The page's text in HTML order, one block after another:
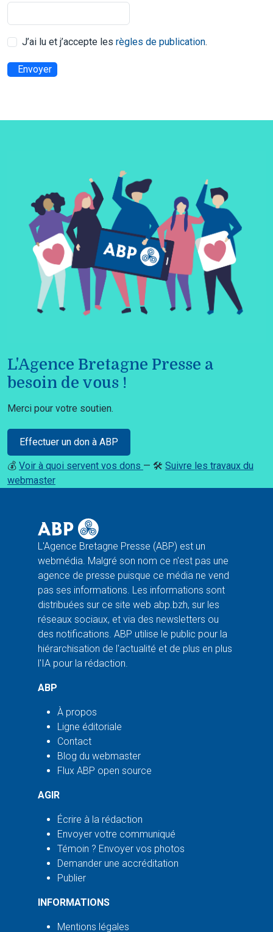
J’ai lu et j’accepte les règles de publication.
Envoyer
L'Agence Bretagne Presse a
besoin de vous !
Merci pour votre soutien.
Effectuer un don à ABP
💰 Voir à quoi servent vos dons — 🛠️ Suivre les travaux du
webmaster
L'Agence Bretagne Presse (ABP) est un
webmédia. Malgré son nom ce n'est pas une
agence de presse puisque ce média ne vend
pas ses informations. Les informations sont
distribuées sur ce site web abp.bzh, sur les
réseaux sociaux, et via des newsletters ou
des notifications. ABP utilise le public pour la
hiérarchisation de l'actualité et de plus en plus
l'IA pour la rédaction.
ABP
À propos
Ligne éditoriale
Contact
Blog du webmaster
Flux ABP open source
AGIR
Écrire à la rédaction
Envoyer votre communiqué
Témoin ? Envoyer vos photos
Demander une accréditation
Publier
INFORMATIONS
Mentions légales